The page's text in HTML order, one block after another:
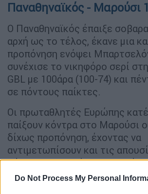
Do Not Process My Personal
Παναθηναϊκός - Μαρούσι
Ο Παναθηναϊκός έπαιξε
αρχή ως το τέλος, έκανε μια
προπόνηση ενόψει
συνέχισε το νικηφόρο σερί
GBL με 100άρα (100-74) και
σε πόντους παίκτες.
Οι πρωταθλητές Ευρώπης
παίξουν κόντρα στο Μαρούσι
δίχως προπόνηση, έχοντας να
αντιμετωπίσουν και τις
Κέντρικ Ναν, Ιωάννη
Γιούρτσεβεν, Κώστα